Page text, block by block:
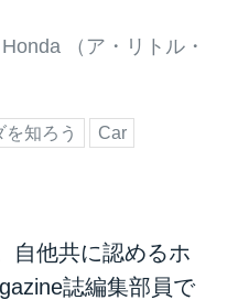
（ア・リトル・
を知ろう
Car
自他共に認めるホ
誌編集部員で